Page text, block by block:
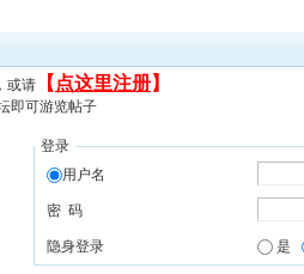
或请 【 点这里注册】
即可游览帖子
登录
用户名
密 码
隐身登录 是